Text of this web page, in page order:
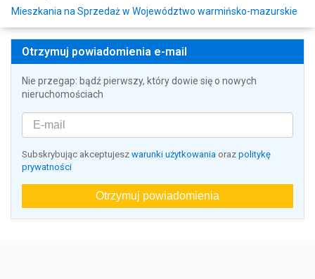
Mieszkania na Sprzedaż w Województwo warmińsko-mazurskie
Otrzymuj powiadomienia e-mail
Nie przegap: bądź pierwszy, który dowie się o nowych
nieruchomościach
Subskrybując akceptujesz warunki użytkowania oraz politykę
prywatności
Otrzymuj powiadomienia